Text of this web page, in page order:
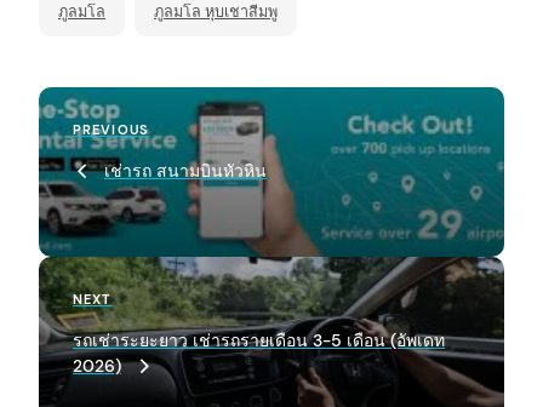
ภูลมโล ภูลมโล หุบเชาสีมพู
P
o
s
t
n
a
v
i
Previous
Post
PREVIOUS
เช่ารถ สนามบินหัวหิน
Next
Post
NEXT
รถเช่าระยะยาว เช่ารถรายเดือน 3-5 เดือน (อัพเดท
2026)